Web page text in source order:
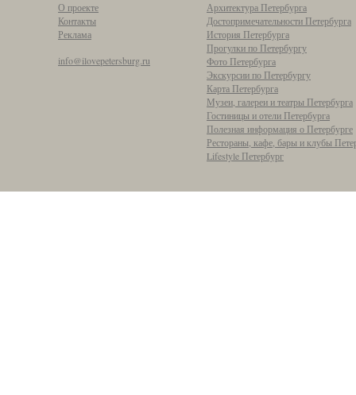
О проекте
Контакты
Реклама
info@ilovepetersburg.ru
Архитектура Петербурга
Достопримечательности Петербурга
История Петербурга
Прогулки по Петербургу
Фото Петербурга
Экскурсии по Петербургу
Карта Петербурга
Музеи, галереи и театры Петербурга
Гостиницы и отели Петербурга
Полезная информация о Петербурге
Рестораны, кафе, бары и клубы
Lifestyle Петербург